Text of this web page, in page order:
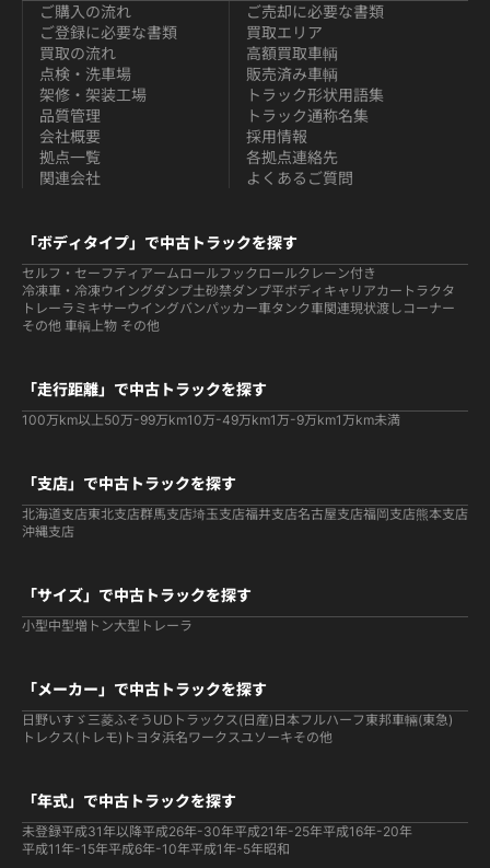
ご購入の流れ
ご登録に必要な書類
買取の流れ
ご売却に必要な書類
買取エリア
高額買取車輌
点検・洗車場
架修・架装工場
品質管理
販売済み車輌
トラック形状用語集
トラック通称名集
会社概要
拠点一覧
関連会社
採用情報
各拠点連絡先
よくあるご質問
「ボディタイプ」で中古トラックを探す
セルフ・セーフティ アームロールフックロールクレーン付き
冷凍車・冷凍ウイングダンプ土砂禁ダンプ平ボディ キャリアカー トラクタ
トレーラ ミキサーウイングバンパッカー車タンク車関連現状渡しコーナー
その他 車輌 上物 その他
「走行距離」で中古トラックを探す
100万km以上50万-99万km10万-49万km1万-9万km1万km未満
「支店」で中古トラックを探す
北海道支店東北支店群馬支店埼玉支店福井支店名古屋支店福岡支店熊本支店
沖縄支店
「サイズ」で中古トラックを探す
小型中型増トン大型 トレーラ
「メーカー」で中古トラックを探す
日野いすゞ 三菱ふそう UDトラックス(日産) 日本フルハーフ 東邦車輛(東急)
トレクス(トレモ) トヨタ浜名ワークス ユソーキその他
「年式」で中古トラックを探す
未登録平成31年以降平成26年-30年平成21年-25年平成16年-20年
平成11年-15年平成6年-10年平成1年-5年昭和